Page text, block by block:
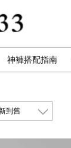
神褲搭配指南